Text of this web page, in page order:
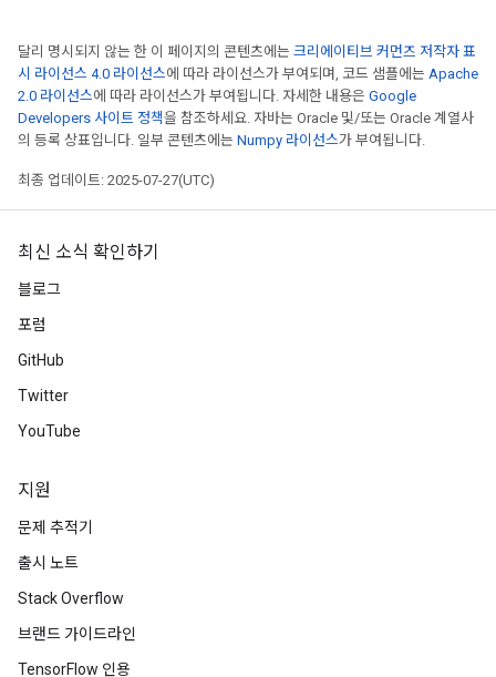
달리 명시되지 않는 한 이 페이지의 콘텐츠에는 크리에이티브 커먼즈 저작자 표
시 라이선스 4.0 라이선스에 따라 라이선스가 부여되며, 코드 샘플에는 Apache
2.0 라이선스에 따라 라이선스가 부여됩니다. 자세한 내용은 Google
Developers 사이트 정책을 참조하세요. 자바는 Oracle 및/또는 Oracle 계열사
의 등록 상표입니다. 일부 콘텐츠에는 Numpy 라이선스가 부여됩니다.
최종 업데이트: 2025-07-27(UTC)
최신 소식 확인하기
블로그
포럼
GitHub
Twitter
YouTube
지원
문제 추적기
출시 노트
Stack Overflow
브랜드 가이드라인
TensorFlow 인용